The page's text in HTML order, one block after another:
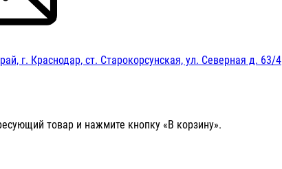
г. Краснодар, ст. Старокорсунская, ул. Северная д. 63/4
товар и нажмите кнопку «В корзину».